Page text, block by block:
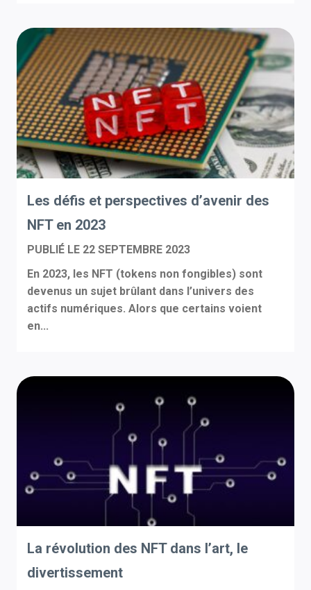
Les défis et perspectives d’avenir des
NFT en 2023
PUBLIÉ LE 22 SEPTEMBRE 2023
En 2023, les NFT (tokens non fongibles) sont
devenus un sujet brûlant dans l’univers des
actifs numériques. Alors que certains voient
en...
La révolution des NFT dans l’art, le
divertissement